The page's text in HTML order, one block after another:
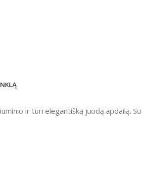
ir turi elegantišką juodą apdailą.